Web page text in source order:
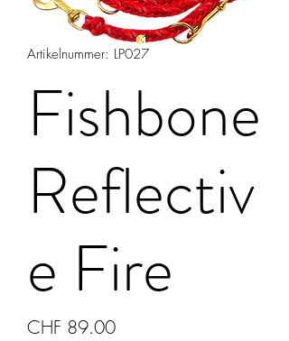
Artikelnummer: LP027
Fishbone
Reflectiv
e Fire
CHF 89.00Preis